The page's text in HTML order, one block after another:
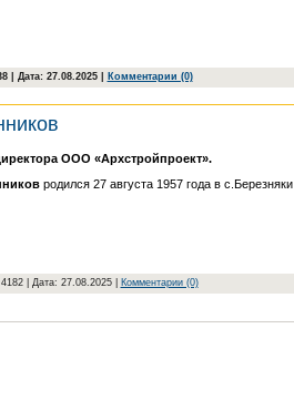
| Дата: 27.08.2025| Комментарии (0)
ООО «Архстройпроект».
родился 27 августа 1957 года в с.Березняки
| Дата: 27.08.2025| Комментарии (0)